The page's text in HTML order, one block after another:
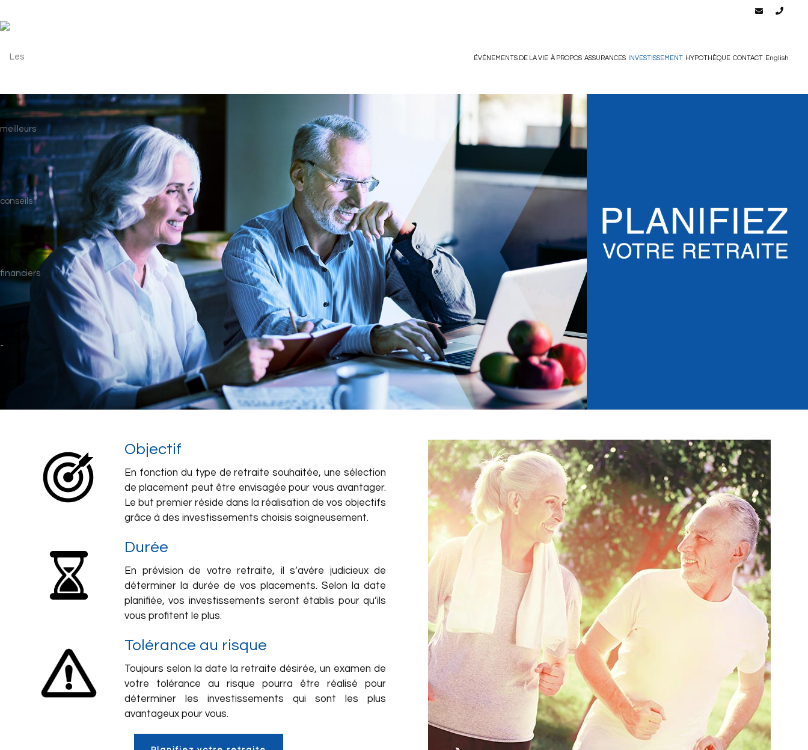
ÉVÉNEMENTS DE LA VIE À PROPOS ASSURANCES INVESTISSEMENT HYPOTHÈQUE CONTACT English
Objectif
En fonction du type de retraite souhaitée, une sélection
de placement peut être envisagée pour vous avantager.
Le but premier réside dans la réalisation de vos objectifs
grâce à des investissements choisis soigneusement.
Durée
En prévision de votre retraite, il s’avère judicieux de
déterminer la durée de vos placements. Selon la date
planifiée, vos investissements seront établis pour qu’ils
vous profitent le plus.
Tolérance au risque
Toujours selon la date la retraite désirée, un examen de
votre tolérance au risque pourra être réalisé pour
déterminer les investissements qui sont les plus
avantageux pour vous.